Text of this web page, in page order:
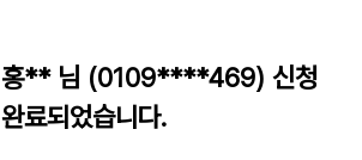
홍** 님 (0109****469) 신청
완료되었습니다.